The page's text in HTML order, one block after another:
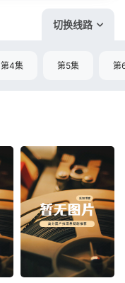
切换线路
第4集 第5集 第